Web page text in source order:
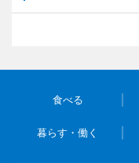
食べる
暮らす・働く